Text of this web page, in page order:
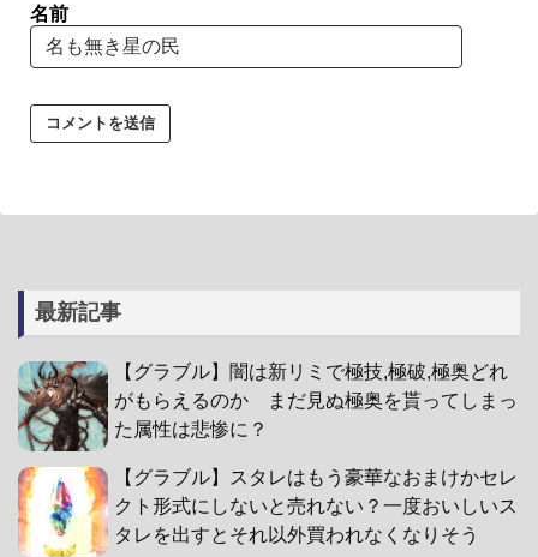
名前
最新記事
【グラブル】闇は新リミで極技,極破,極奥どれ
がもらえるのか まだ見ぬ極奥を貰ってしまっ
た属性は悲惨に？
【グラブル】スタレはもう豪華なおまけかセレ
クト形式にしないと売れない？一度おいしいス
タレを出すとそれ以外買われなくなりそう